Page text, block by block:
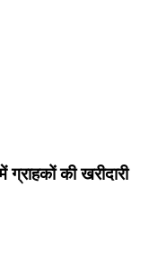
ग्राहकों की खरीदारी